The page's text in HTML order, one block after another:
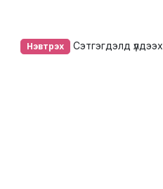
Нэвтрэх Сэтгэгдэлд үлдээх